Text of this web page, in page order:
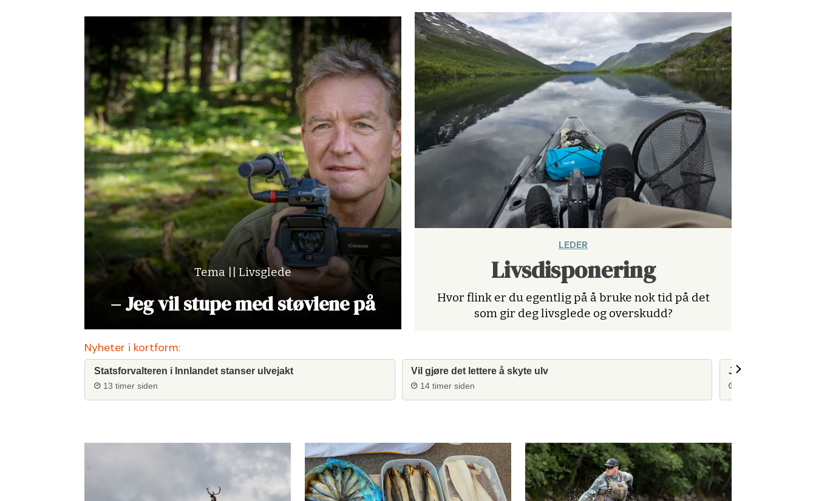
Tema || Livsglede
– Jeg vil stupe med støvlene på
LEDER
Livsdisponering
Hvor flink er du egentlig på å bruke nok tid på det
som gir deg livsglede og overskudd?
Nyheter i kortform:
Statsforvalteren i Innlandet stanser ulvejakt
13 timer siden
Vil gjøre det lettere å skyte ulv
14 timer siden
Jordens